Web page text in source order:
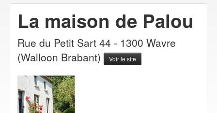
La maison de Palou
Rue du Petit Sart 44 - 1300 Wavre
(Walloon Brabant)
Voir le site